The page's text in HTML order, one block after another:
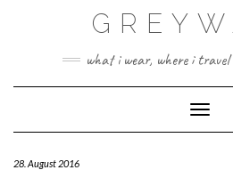
what i wear, where i
28. August 2016